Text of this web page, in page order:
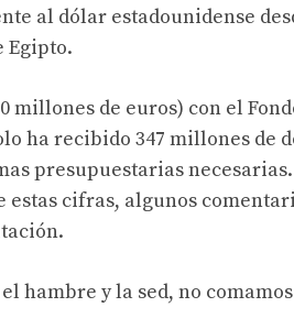
al dólar estadounidense
Egipto.
millones de euros) con el
ha recibido 347 millones de
presupuestarias
estas cifras, algunos
hambre y la sed, no